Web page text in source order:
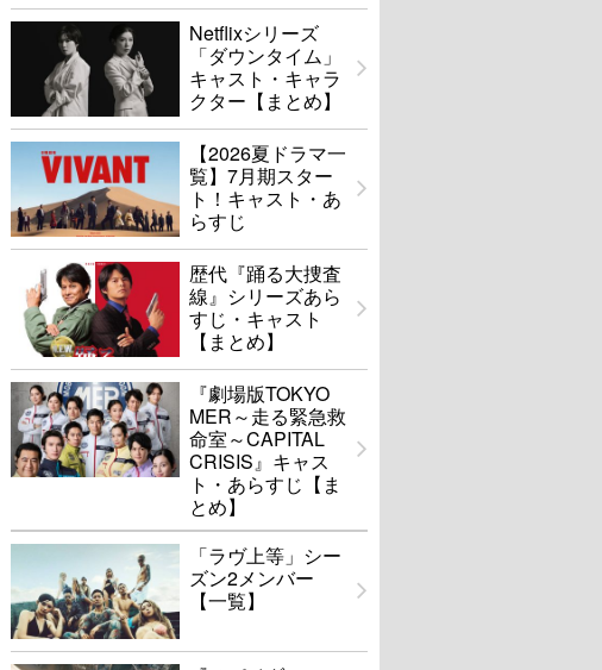
Netflixシリーズ
「ダウンタイム」
キャスト・キャラ
クター【まとめ】
【2026夏ドラマ一
覧】7月期スター
ト！キャスト・あ
らすじ
歴代『踊る大捜査
線』シリーズあら
すじ・キャスト
【まとめ】
『劇場版TOKYO
MER～走る緊急救
命室～CAPITAL
CRISIS』キャス
ト・あらすじ【ま
とめ】
「ラヴ上等」シー
ズン2メンバー
【一覧】